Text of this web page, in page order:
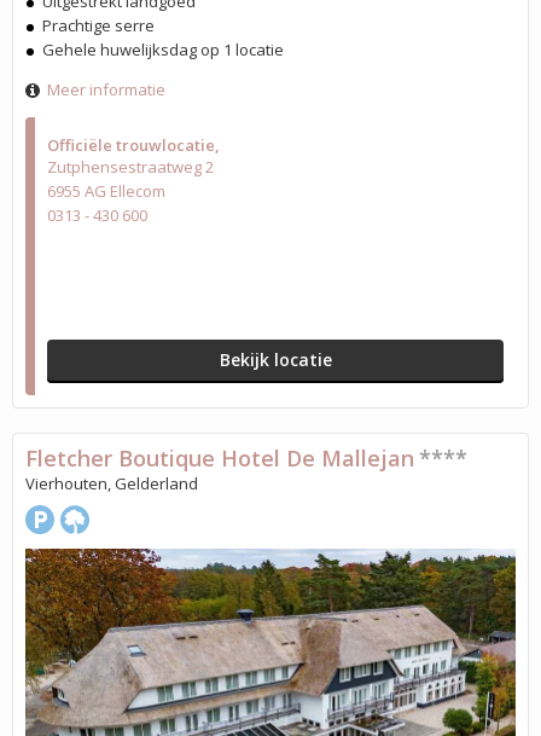
Officiële trouwlocatie
Zutphensestraatweg 2
6955 AG Ellecom
0313 - 430 600
Bekijk locatie
Prachtige serre
Gehele huwelijksdag op 1 locatie
Meer informatie
Fletcher Boutique Hotel De Mallejan ****
Vierhouten, Gelderland